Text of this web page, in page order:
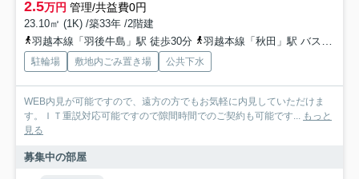
2.5万円 管理/共益費0円
23.10㎡ (1K) /築33年 /2階建
羽越本線「羽後牛島」駅 徒歩30分
羽越本線「秋田」駅 バス19分 秋田中央交通「上新田（秋田県）」 停歩3分
駐輪場 敷地内ごみ置き場 公共下水
WEB内見が可能ですので、遠方の方でもお気軽に内見していただけま
す。ＩＴ重説対応可能ですので隙間時間でのご契約も可能です...
もっと
見る
募集中の部屋